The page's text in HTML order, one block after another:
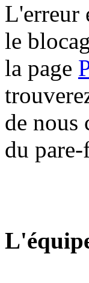
L'erreur
le
la page
de nous
du pare-